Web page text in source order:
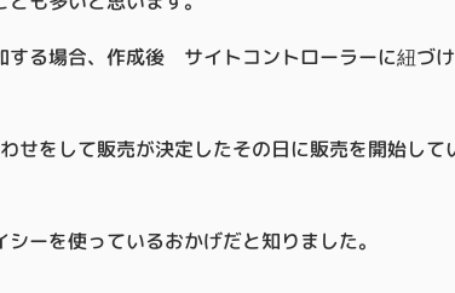
する場合、作成後 サイトコントローラーに紐づ
せをして販売が決定したその日に販売を開始して
ーを使っているおかげだと知りました。